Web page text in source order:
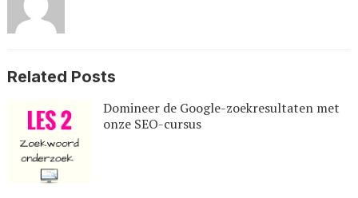
Related Posts
Domineer de Google-zoekresultaten met
onze SEO-cursus